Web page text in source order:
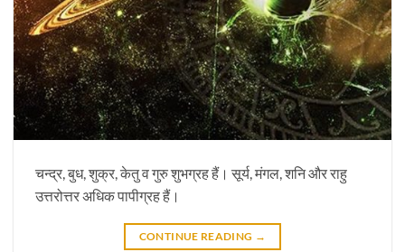
चन्द्र, बुध, शुक्र, केतु व गुरु शुभग्रह हैं। सूर्य, मंगल, शनि और राहु
उत्तरोत्तर अधिक पापीग्रह हैं।
CONTINUE READING →